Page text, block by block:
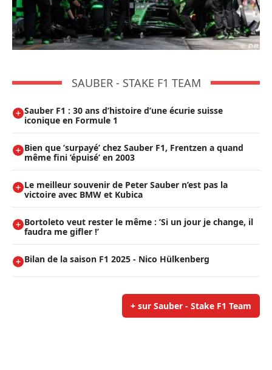
SAUBER - STAKE F1 TEAM
Sauber F1 : 30 ans d’histoire d’une écurie suisse
iconique en Formule 1
Bien que ’surpayé’ chez Sauber F1, Frentzen a quand
même fini ’épuisé’ en 2003
Le meilleur souvenir de Peter Sauber n’est pas la
victoire avec BMW et Kubica
Bortoleto veut rester le même : ’Si un jour je change, il
faudra me gifler !’
Bilan de la saison F1 2025 - Nico Hülkenberg
+ sur Sauber - Stake F1 Team